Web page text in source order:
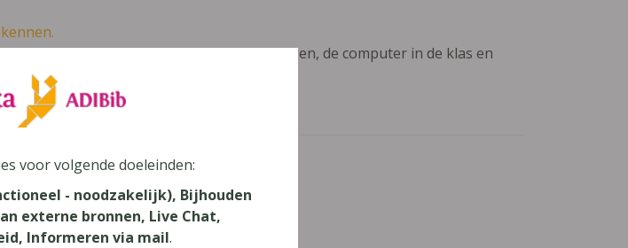
meer over thema's als redelijke aanpassingen, de computer in de klas en
voor volgende doeleinden:
- noodzakelijk), Bijhouden
externe bronnen, Live Chat,
Informeren via mail.